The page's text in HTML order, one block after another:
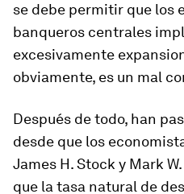
se debe permitir que los
banqueros centrales
excesivamente
obviamente, es un mal
Después de todo, han
desde que los
James H. Stock y Mark
que la tasa natural de